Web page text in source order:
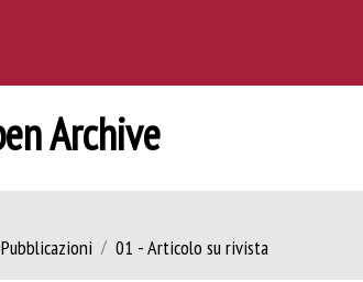
Archive
Pubblicazioni 01 - Articolo su rivista